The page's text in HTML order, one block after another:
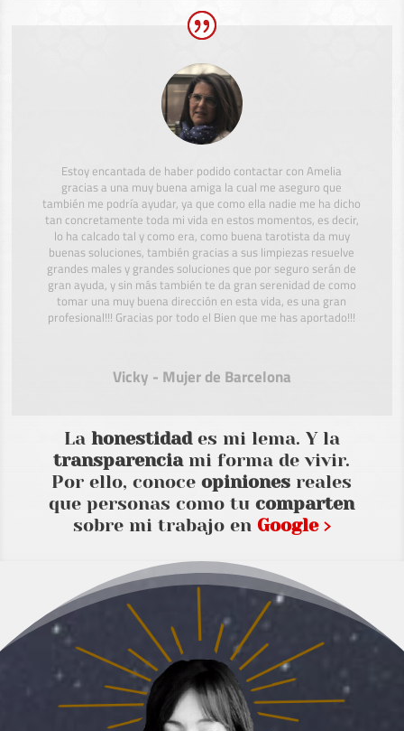
Estoy encantada de haber podido contactar con Amelia
gracias a una muy buena amiga la cual me aseguro que
también me podría ayudar, ya que como ella nadie me ha dicho
tan concretamente toda mi vida en estos momentos, es decir,
lo ha calcado tal y como era, como buena tarotista da muy
buenas soluciones, también gracias a sus limpiezas resuelve
grandes males y grandes soluciones que por seguro serán de
gran ayuda, y sin más también te da gran serenidad de como
tomar una muy buena dirección en esta vida, es una gran
profesional!!! Gracias por todo el Bien que me has aportado!!!
Vicky - Mujer de Barcelona
La honestidades mi lema. Y la
transparenciami forma de vivir.
Por ello, conoceopiniones reales
que personas como tucomparten
sobre mi trabajo en Google ›